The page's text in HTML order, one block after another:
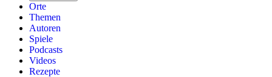
Orte
Themen
Autoren
Spiele
Podcasts
Videos
Rezepte